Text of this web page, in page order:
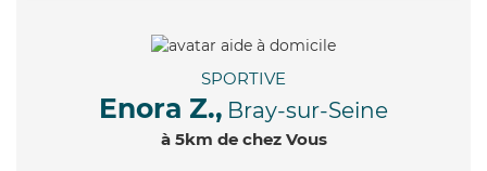
SPORTIVE
Enora Z., Bray-sur-Seine
à 5km de chez Vous